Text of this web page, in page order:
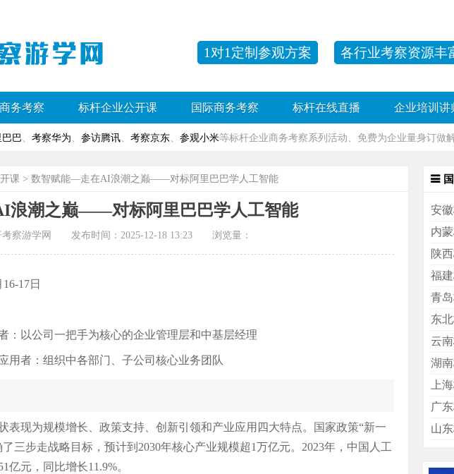
1对1定制参观方案 各行业考察资源丰
务考察 标杆企业公开课 国际商务考察 标杆在线直播 企业培训讲
巴 考察华为 参访腾讯 考察京东 参观小米等标杆企业商务考察系列活动、免费为企业量身订做
课 > 数智赋能—走在AI浪潮之巅——对标阿里巴巴学人工智能
浪潮之巅——对标阿里巴巴学人工智能
察游学网 发布时间：2025-12-18 13:23 浏览量：
17日
：以公司一把手为核心的企业管理层和中基层经理
组织中各部门、子公司核心业务团队
表现为规模增长、政策支持、创新引领和产业应用四大特点。国家政策“新一
三步走战略目标，预计到2030年核心产业规模超1万亿元。2023年，中国人工
亿元，同比增长11.9%。
安
内
陕
福
青
东
云
湖
上
广
山